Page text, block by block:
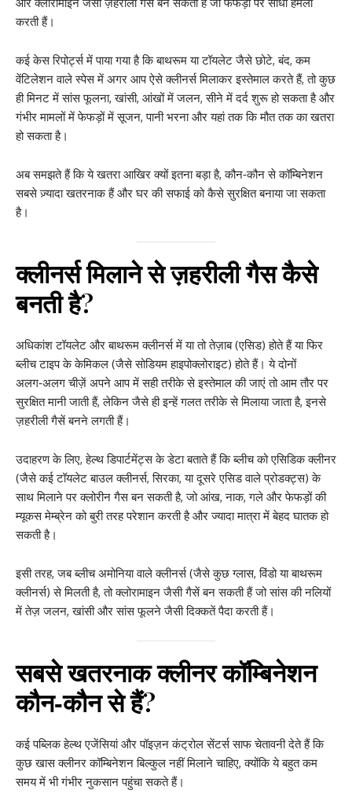
करती हैं।
कई केस रिपोर्ट्स में पाया गया है कि बाथरूम या टॉयलेट जैसे छोटे, बंद, कम
वेंटिलेशन वाले स्पेस में अगर आप ऐसे क्लीनर्स मिलाकर इस्तेमाल करते हैं, तो कुछ
ही मिनट में सांस फूलना, खांसी, आंखों में जलन, सीने में दर्द शुरू हो सकता है और
गंभीर मामलों में फेफड़ों में सूजन, पानी भरना और यहां तक कि मौत तक का खतरा
हो सकता है।
अब समझते हैं कि ये खतरा आखिर क्यों इतना बड़ा है, कौन‑कौन से कॉम्बिनेशन
सबसे ज़्यादा खतरनाक हैं और घर की सफाई को कैसे सुरक्षित बनाया जा सकता
है।
क्लीनर्स मिलाने से ज़हरीली गैस कैसे
बनती है?
अधिकांश टॉयलेट और बाथरूम क्लीनर्स में या तो तेज़ाब (एसिड) होते हैं या फिर
ब्लीच टाइप के केमिकल (जैसे सोडियम हाइपोक्लोराइट) होते हैं। ये दोनों
अलग‑अलग चीज़ें अपने आप में सही तरीके से इस्तेमाल की जाएं तो आम तौर पर
सुरक्षित मानी जाती हैं, लेकिन जैसे ही इन्हें गलत तरीके से मिलाया जाता है, इनसे
ज़हरीली गैसें बनने लगती हैं।
उदाहरण के लिए, हेल्थ डिपार्टमेंट्स के डेटा बताते हैं कि ब्लीच को एसिडिक क्लीनर
(जैसे कई टॉयलेट बाउल क्लीनर्स, सिरका, या दूसरे एसिड वाले प्रोडक्ट्स) के
साथ मिलाने पर क्लोरीन गैस बन सकती है, जो आंख, नाक, गले और फेफड़ों की
म्यूकस मेम्ब्रेन को बुरी तरह परेशान करती है और ज्यादा मात्रा में बेहद घातक हो
सकती है।
इसी तरह, जब ब्लीच अमोनिया वाले क्लीनर्स (जैसे कुछ ग्लास, विंडो या बाथरूम
क्लीनर्स) से मिलती है, तो क्लोरामाइन जैसी गैसें बन सकती हैं जो सांस की नलियों
में तेज़ जलन, खांसी और सांस फूलने जैसी दिक्कतें पैदा करती हैं।
सबसे खतरनाक क्लीनर कॉम्बिनेशन
कौन‑कौन से हैं?
कई पब्लिक हेल्थ एजेंसियां और पॉइज़न कंट्रोल सेंटर्स साफ चेतावनी देते हैं कि
कुछ खास क्लीनर कॉम्बिनेशन बिल्कुल नहीं मिलाने चाहिए, क्योंकि ये बहुत कम
समय में भी गंभीर नुकसान पहुंचा सकते हैं।